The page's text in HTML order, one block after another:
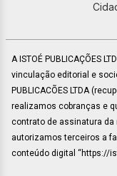
A ISTOÉ PUBLICAÇÕES
vinculação editorial e
PUBLICACÕES LTDA
realizamos cobranças e
contrato de assinatura da
autorizamos terceiros a
conteúdo digital “https://